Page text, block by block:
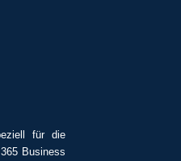
für die
Business